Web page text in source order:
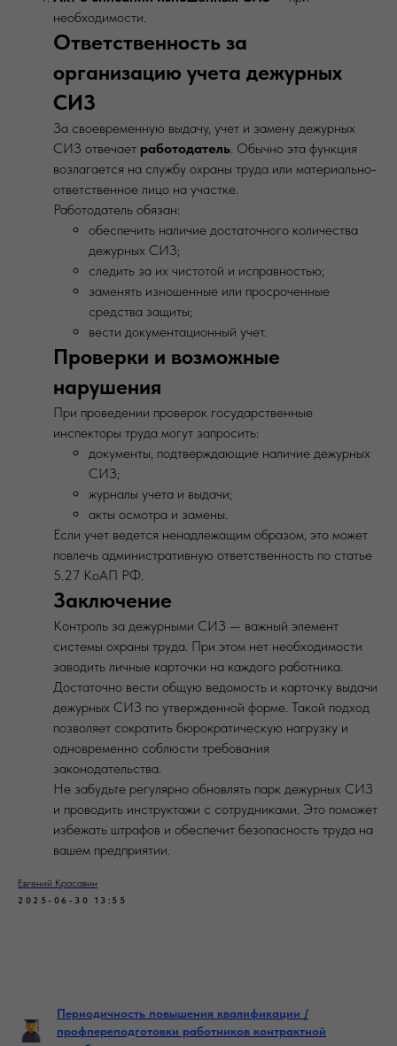
необходимости.
Ответственность за
организацию учета дежурных
СИЗ
За своевременную выдачу, учет и замену дежурных
СИЗ отвечает работодатель. Обычно эта функция
возлагается на службу охраны труда или материально-
ответственное лицо на участке.
Работодатель обязан:
обеспечить наличие достаточного количества
дежурных СИЗ;
следить за их чистотой и исправностью;
заменять изношенные или просроченные
средства защиты;
вести документационный учет.
Проверки и возможные
нарушения
При проведении проверок государственные
инспекторы труда могут запросить:
документы, подтверждающие наличие дежурных
СИЗ;
журналы учета и выдачи;
акты осмотра и замены.
Если учет ведется ненадлежащим образом, это может
повлечь административную ответственность по статье
5.27 КоАП РФ.
Заключение
Контроль за дежурными СИЗ — важный элемент
системы охраны труда. При этом нет необходимости
заводить личные карточки на каждого работника.
Достаточно вести общую ведомость и карточку выдачи
дежурных СИЗ по утвержденной форме. Такой подход
позволяет сократить бюрократическую нагрузку и
одновременно соблюсти требования
законодательства.
Не забудьте регулярно обновлять парк дежурных СИЗ
и проводить инструктажи с сотрудниками. Это поможет
избежать штрафов и обеспечит безопасность труда на
вашем предприятии.
Евгений Красавин
2025-06-30 13:55
Периодичность повышения квалификации /
профпереподготовки работников контрактной